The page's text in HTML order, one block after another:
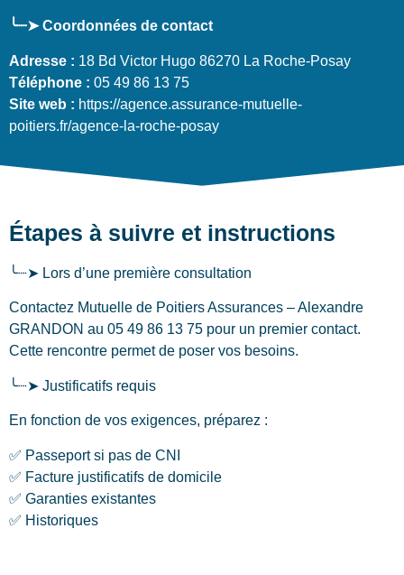
╰┈➤ Coordonnées de contact
Adresse : 18 Bd Victor Hugo 86270 La Roche-Posay
Téléphone : 05 49 86 13 75
Site web : https://agence.assurance-mutuelle-
poitiers.fr/agence-la-roche-posay
Étapes à suivre et instructions
╰┈➤ Lors d’une première consultation
Contactez Mutuelle de Poitiers Assurances – Alexandre
GRANDON au 05 49 86 13 75 pour un premier contact.
Cette rencontre permet de poser vos besoins.
╰┈➤ Justificatifs requis
En fonction de vos exigences, préparez :
✅ Passeport si pas de CNI
✅ Facture justificatifs de domicile
✅ Garanties existantes
✅ Historiques